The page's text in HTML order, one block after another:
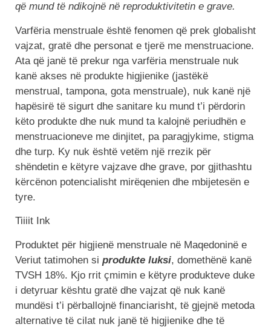
që mund të ndikojnë në reproduktivitetin e grave.
Varfëria menstruale është fenomen që prek globalisht
vajzat, gratë dhe personat e tjerë me menstruacione.
Ata që janë të prekur nga varfëria menstruale nuk
kanë akses në produkte higjienike (jastëkë
menstrual, tampona, gota menstruale), nuk kanë një
hapësirë ​​të sigurt dhe sanitare ku mund t’i përdorin
këto produkte dhe nuk mund ta kalojnë periudhën e
menstruacioneve me dinjitet, pa paragjykime, stigma
dhe turp. Ky nuk është vetëm një rrezik për
shëndetin e këtyre vajzave dhe grave, por gjithashtu
kërcënon potencialisht mirëqenien dhe mbijetesën e
tyre.
Tiiiit Ink
Produktet për higjienë menstruale në Maqedoninë e
Veriut tatimohen si produkte luksi, domethënë kanë
TVSH 18%. Kjo rrit çmimin e këtyre produkteve duke
i detyruar kështu gratë dhe vajzat që nuk kanë
mundësi t’i përballojnë financiarisht, të gjejnë metoda
alternative të cilat nuk janë të higjienike dhe të